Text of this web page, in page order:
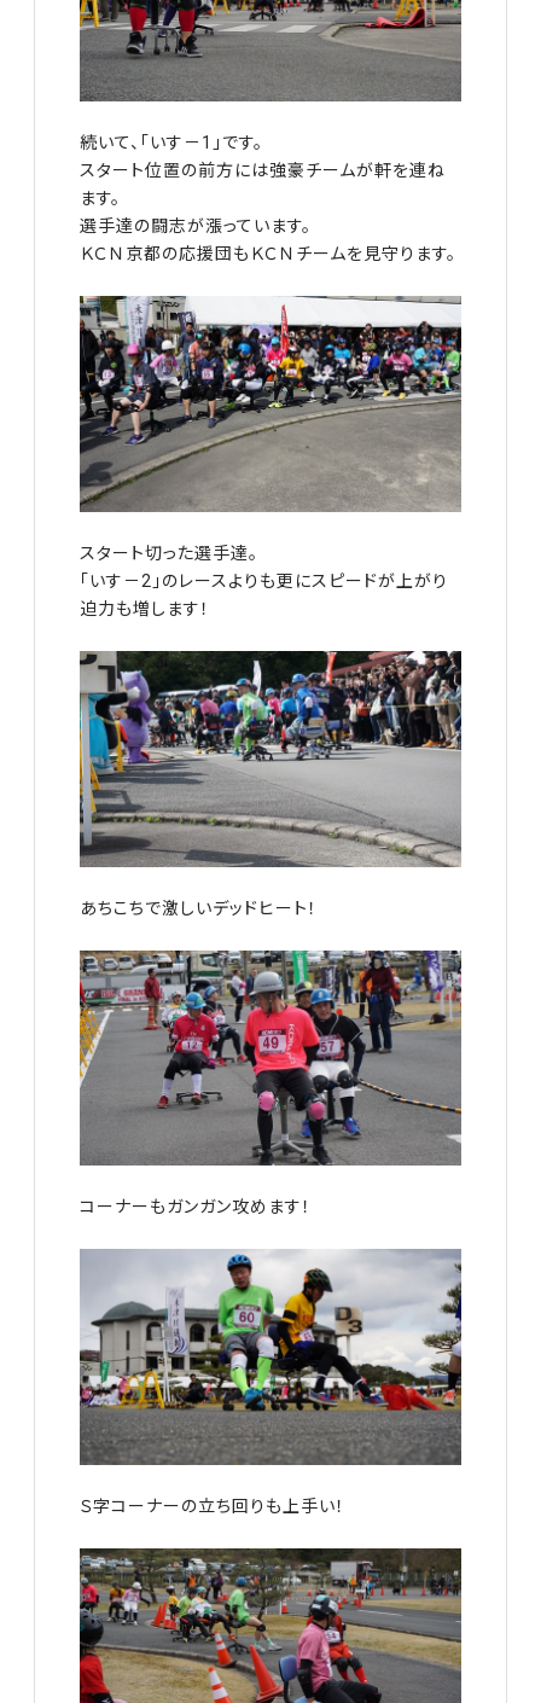
続いて、「いす－1」です。
スタート位置の前方には強豪チームが軒を連ね
ます。
選手達の闘志が漲っています。
ＫＣＮ京都の応援団もＫＣＮチームを見守ります。
スタート切った選手達。
「いす－2」のレースよりも更にスピードが上がり
迫力も増します！
あちこちで激しいデッドヒート！
コーナーもガンガン攻めます！
Ｓ字コーナーの立ち回りも上手い！